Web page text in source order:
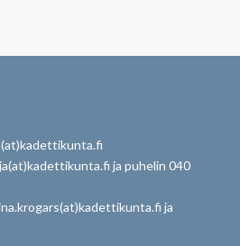
ja puhelin 040
ja